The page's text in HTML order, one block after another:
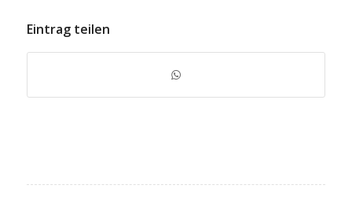
Eintrag teilen